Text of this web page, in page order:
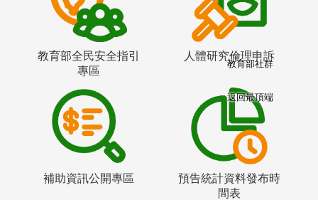
教育部全民安全指引
專區
人體研究倫理申訴
補助資訊公開專區
預告統計資料發布時
間表
教育部社群
返回最頂端